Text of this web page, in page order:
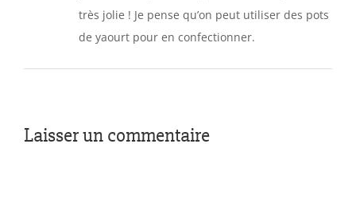
très jolie ! Je pense qu’on peut utiliser des pots
de yaourt pour en confectionner.
Laisser un commentaire